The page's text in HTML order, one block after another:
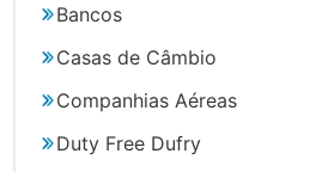
Bancos
Casas de Câmbio
Companhias Aéreas
Duty Free Dufry